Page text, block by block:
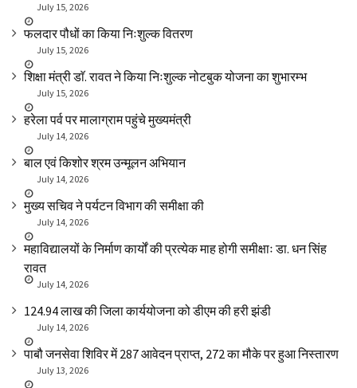
July 15, 2026
फलदार पौधों का किया निःशुल्क वितरण
July 15, 2026
शिक्षा मंत्री डाॅ. रावत ने किया निःशुल्क नोटबुक योजना का शुभारम्भ
July 15, 2026
हरेला पर्व पर मालाग्राम पहुंचे मुख्यमंत्री
July 14, 2026
बाल एवं किशोर श्रम उन्मूलन अभियान
July 14, 2026
मुख्य सचिव ने पर्यटन विभाग की समीक्षा की
July 14, 2026
महाविद्यालयों के निर्माण कार्यों की प्रत्येक माह होगी समीक्षाः डा. धन सिंह
रावत
July 14, 2026
₹124.94 लाख की जिला कार्ययोजना को डीएम की हरी झंडी
July 14, 2026
पाबौ जनसेवा शिविर में 287 आवेदन प्राप्त, 272 का मौके पर हुआ निस्तारण
July 13, 2026